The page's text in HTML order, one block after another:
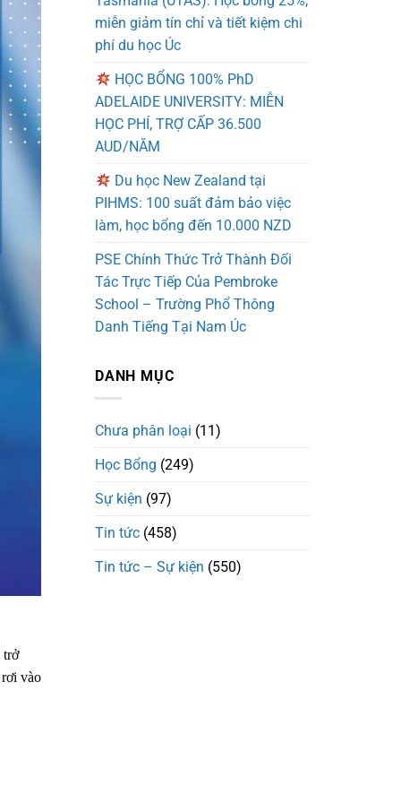
trở
vào
miễn giảm tín chỉ và tiết kiệm chi
phí du học Úc
HỌC BỔNG 100% PhD
ADELAIDE UNIVERSITY: MIỄN
HỌC PHÍ, TRỢ CẤP 36.500
AUD/NĂM
Du học New Zealand tại
PIHMS: 100 suất đảm bảo việc
làm, học bổng đến 10.000 NZD
PSE Chính Thức Trở Thành Đối
Tác Trực Tiếp Của Pembroke
School – Trường Phổ Thông
Danh Tiếng Tại Nam Úc
DANH MỤC
Chưa phân loại (11)
Học Bổng (249)
Sự kiện (97)
Tin tức (458)
Tin tức – Sự kiện (550)